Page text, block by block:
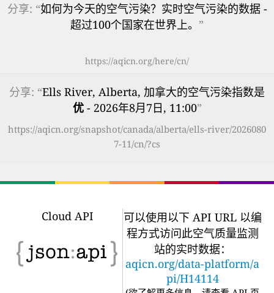
分享: “如何为今天的空气污染？实时空气污染的数据 -
超过100个国家在世界上。 ”
https://aqicn.org/here/cn/
分享: “Ells River, Alberta, 加拿大的空气污染指数是
优- 2026年8月7日, 11:00”
https://aqicn.org/snapshot/canada/alberta/ells-river/2026080
7-11/cn/?cs
Cloud API
可以使用以下 API URL 以编
程方式访问此空气质量监测
站的实时数据：
aqicn.org/data-platform/a
pi/H14114